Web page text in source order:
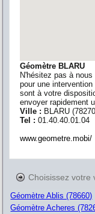
Géomètre BLARU
N'hésitez pas à
pour une
sont à votre
envoyer rapidement
Ville : BLARU (
Tel :01.40.40.01.04
www.geometre.mobi/
Choisissez votre
Géomètre Ablis (78660)
Géomètre Acheres